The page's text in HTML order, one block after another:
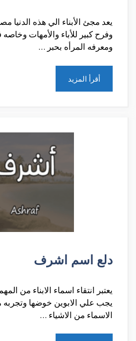
يعد مجئ الأبناء الي هذه الدنيا
وفرح كبير للأباء والأمهات وخاصه
ومعرفه المرأه بحبر …
أقرأ المزيد
دلع اسم اشرف
يعتبر انتقاء اسماء الابناء من
يجب علي الابوين خوضها
الاسماء من الاشياء …